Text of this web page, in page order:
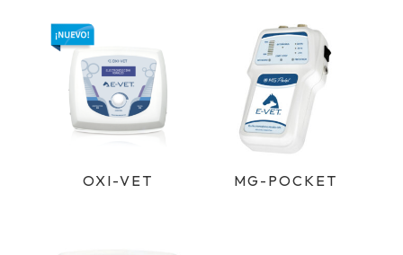
OXI-VET MG-POCKET